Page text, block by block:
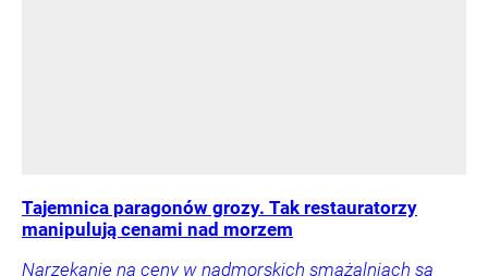
Tajemnica paragonów grozy. Tak restauratorzy
manipulują cenami nad morzem
Narzekanie na ceny w nadmorskich smażalniach są